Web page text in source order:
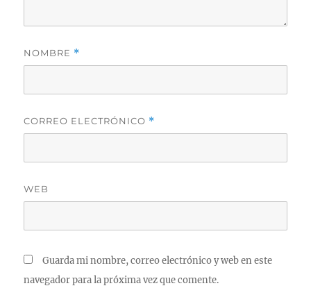
NOMBRE *
CORREO ELECTRÓNICO *
WEB
Guarda mi nombre, correo electrónico y web en este
navegador para la próxima vez que comente.